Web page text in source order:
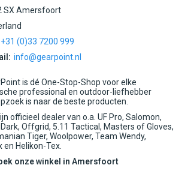
SX Amersfoort
+31 (0)33 7200 999
info@gearpoint.nl
is dé One-Stop-Shop voor elke
professional en outdoor-liefhebber
is naar de beste producten.
officieel dealer van o.a. UF Pro, Salomon,
Offgrid, 5.11 Tactical, Masters of Gloves,
Tiger, Woolpower, Team Wendy,
en Helikon-Tex.
onze winkel in Amersfoort